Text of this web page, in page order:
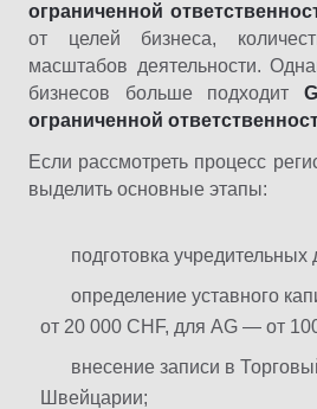
ограниченной
от целей бизнеса,
масштабов деятельности.
бизнесов больше подходит
ограниченной
Если рассмотреть процесс
выделить основные этапы:
подготовка учредительных
определение уставного
от 20 000 CHF, для AG — от
внесение записи в
Швейцарии;